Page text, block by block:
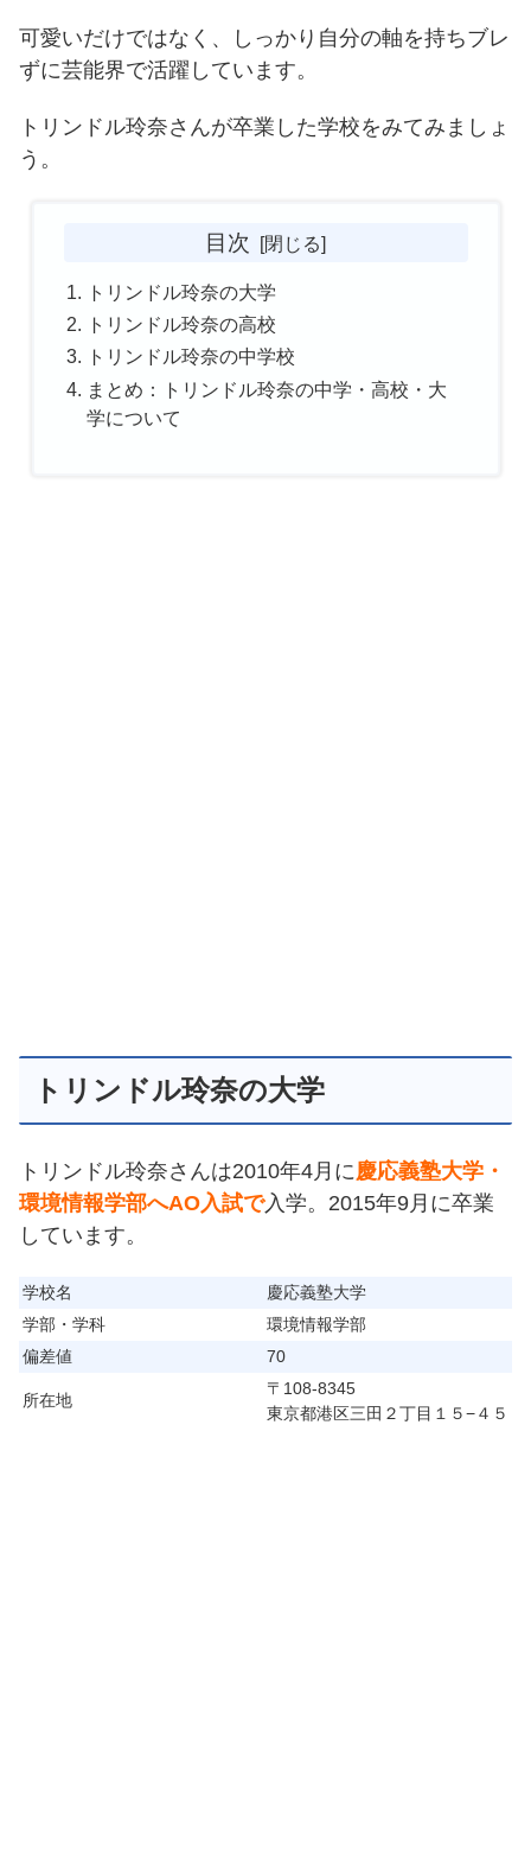
可愛いだけではなく、しっかり自分の軸を持ちブレ
ずに芸能界で活躍しています。
トリンドル玲奈さんが卒業した学校をみてみましょ
う。
目次
トリンドル玲奈の大学
トリンドル玲奈の高校
トリンドル玲奈の中学校
まとめ：トリンドル玲奈の中学・高校・大
学について
トリンドル玲奈の大学
トリンドル玲奈さんは2010年4月に 慶応義塾大学・
環境情報学部へAO入試で入学。2015年9月に卒業
しています。
学校名
慶応義塾大学
学部・学科
環境情報学部
偏差値
70
所在地
〒108-8345
東京都港区三田２丁目１５−４５